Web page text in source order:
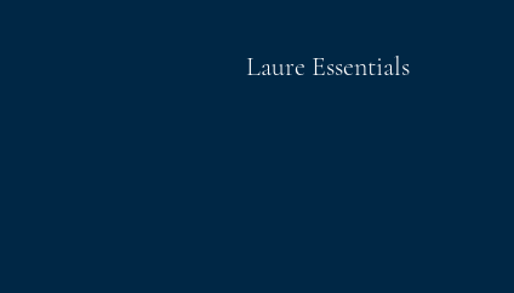
Laure Essentials